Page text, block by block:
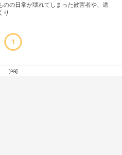
のの日常が壊れてしまった被害者や、遺
り
1
[PR]